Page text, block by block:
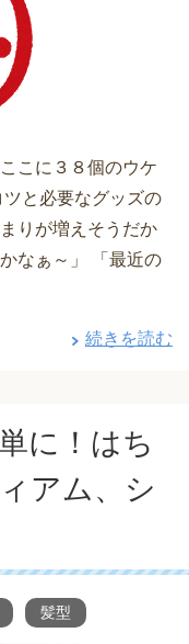
こに３８個のウケ
と必要なグッズの
りが増えそうだか
なぁ～」 「最近の
続きを読む
に！はち
アム、シ
髪型